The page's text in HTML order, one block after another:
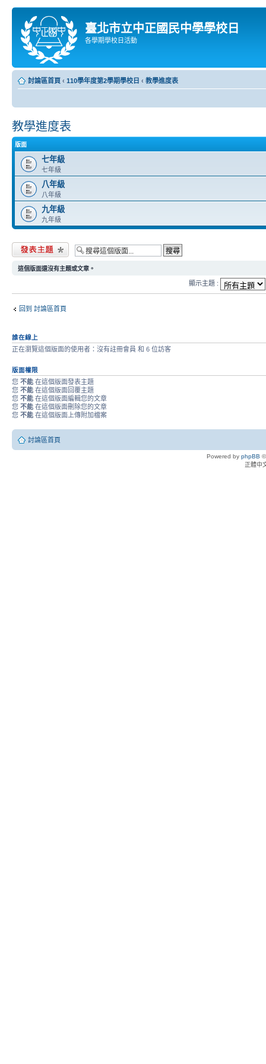
臺北市立中正國民中學學校日
各學期學校日活動
討論區首頁 ‹ 110學年度第2學期學校日 ‹ 教學進度表
教學進度表
版面
七年級
七年級
八年級
八年級
九年級
九年級
發表新主題
這個版面還沒有主題或文章。
顯示主題 :
回到 討論區首頁
誰在線上
正在瀏覽這個版面的使用者：沒有註冊會員 和 6 位訪客
版面權限
您 不能 在這個版面發表主題
您 不能 在這個版面回覆主題
您 不能 在這個版面編輯您的文章
您 不能 在這個版面刪除您的文章
您 不能 在這個版面上傳附加檔案
討論區首頁
Powered by phpBB
正體中